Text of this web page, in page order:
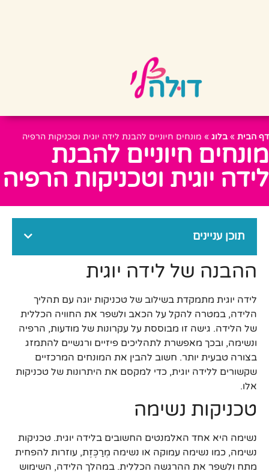
דף הבית » בלוג » מונחים חיוניים להבנת לידה יוגית וטכניקות הרפיה
מונחים חיוניים להבנת
לידה יוגית וטכניקות הרפיה
תוכן עניינים
ההבנה של לידה יוגית
לידה יוגית מתמקדת בשילוב של טכניקות יוגה עם תהליך
הלידה, במטרה להקל על הכאב ולשפר את החוויה הכללית
של הלידה. גישה זו מבוססת על עקרונות של מודעות, הרפיה
ונשימה, ובכך מאפשרת לתהליכים פיזיים ורגשיים להתמזג
בצורה טבעית יותר. חשוב להבין את המונחים המרכזיים
שקשורים ללידה יוגית, כדי למקסם את היתרונות של טכניקות
אלו.
טכניקות נשימה
נשימה היא אחד האלמנטים החשובים בלידה יוגית. טכניקות
נשימה, כמו נשימה עמוקה או נשימה מְרַכֶּזֶת, עוזרות להפחית
מתח ולשפר את ההרגשה הכללית. במהלך הלידה, השימוש